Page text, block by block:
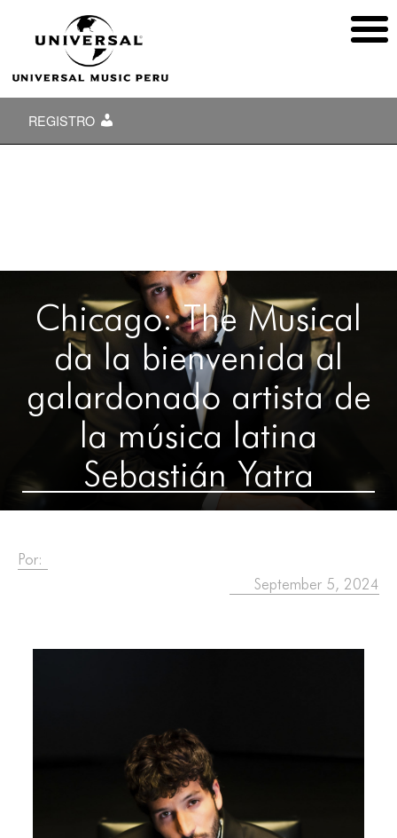
REGISTRO
Chicago: The Musical
da la bienvenida al
galardonado artista de
la música latina
Sebastián Yatra
Por:
September 5, 2024